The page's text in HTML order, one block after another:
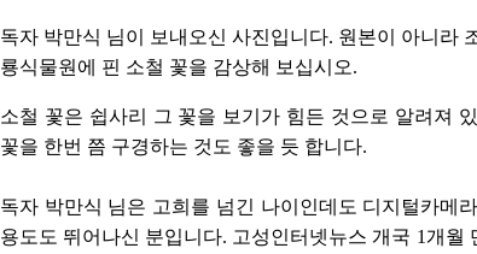
독자 박만식 님이 보내오신 사진입니다. 원본이 아니라
룡식물원에 핀 소철 꽃을 감상해 보십시오.
소철 꽃은 쉽사리 그 꽃을 보기가 힘든 것으로 알려져
꽃을 한번 쯤 구경하는 것도 좋을 듯 합니다.
독자 박만식 님은 고희를 넘긴 나이인데도 디지털카메
용도도 뛰어나신 분입니다. 고성인터넷뉴스 개국 1개월